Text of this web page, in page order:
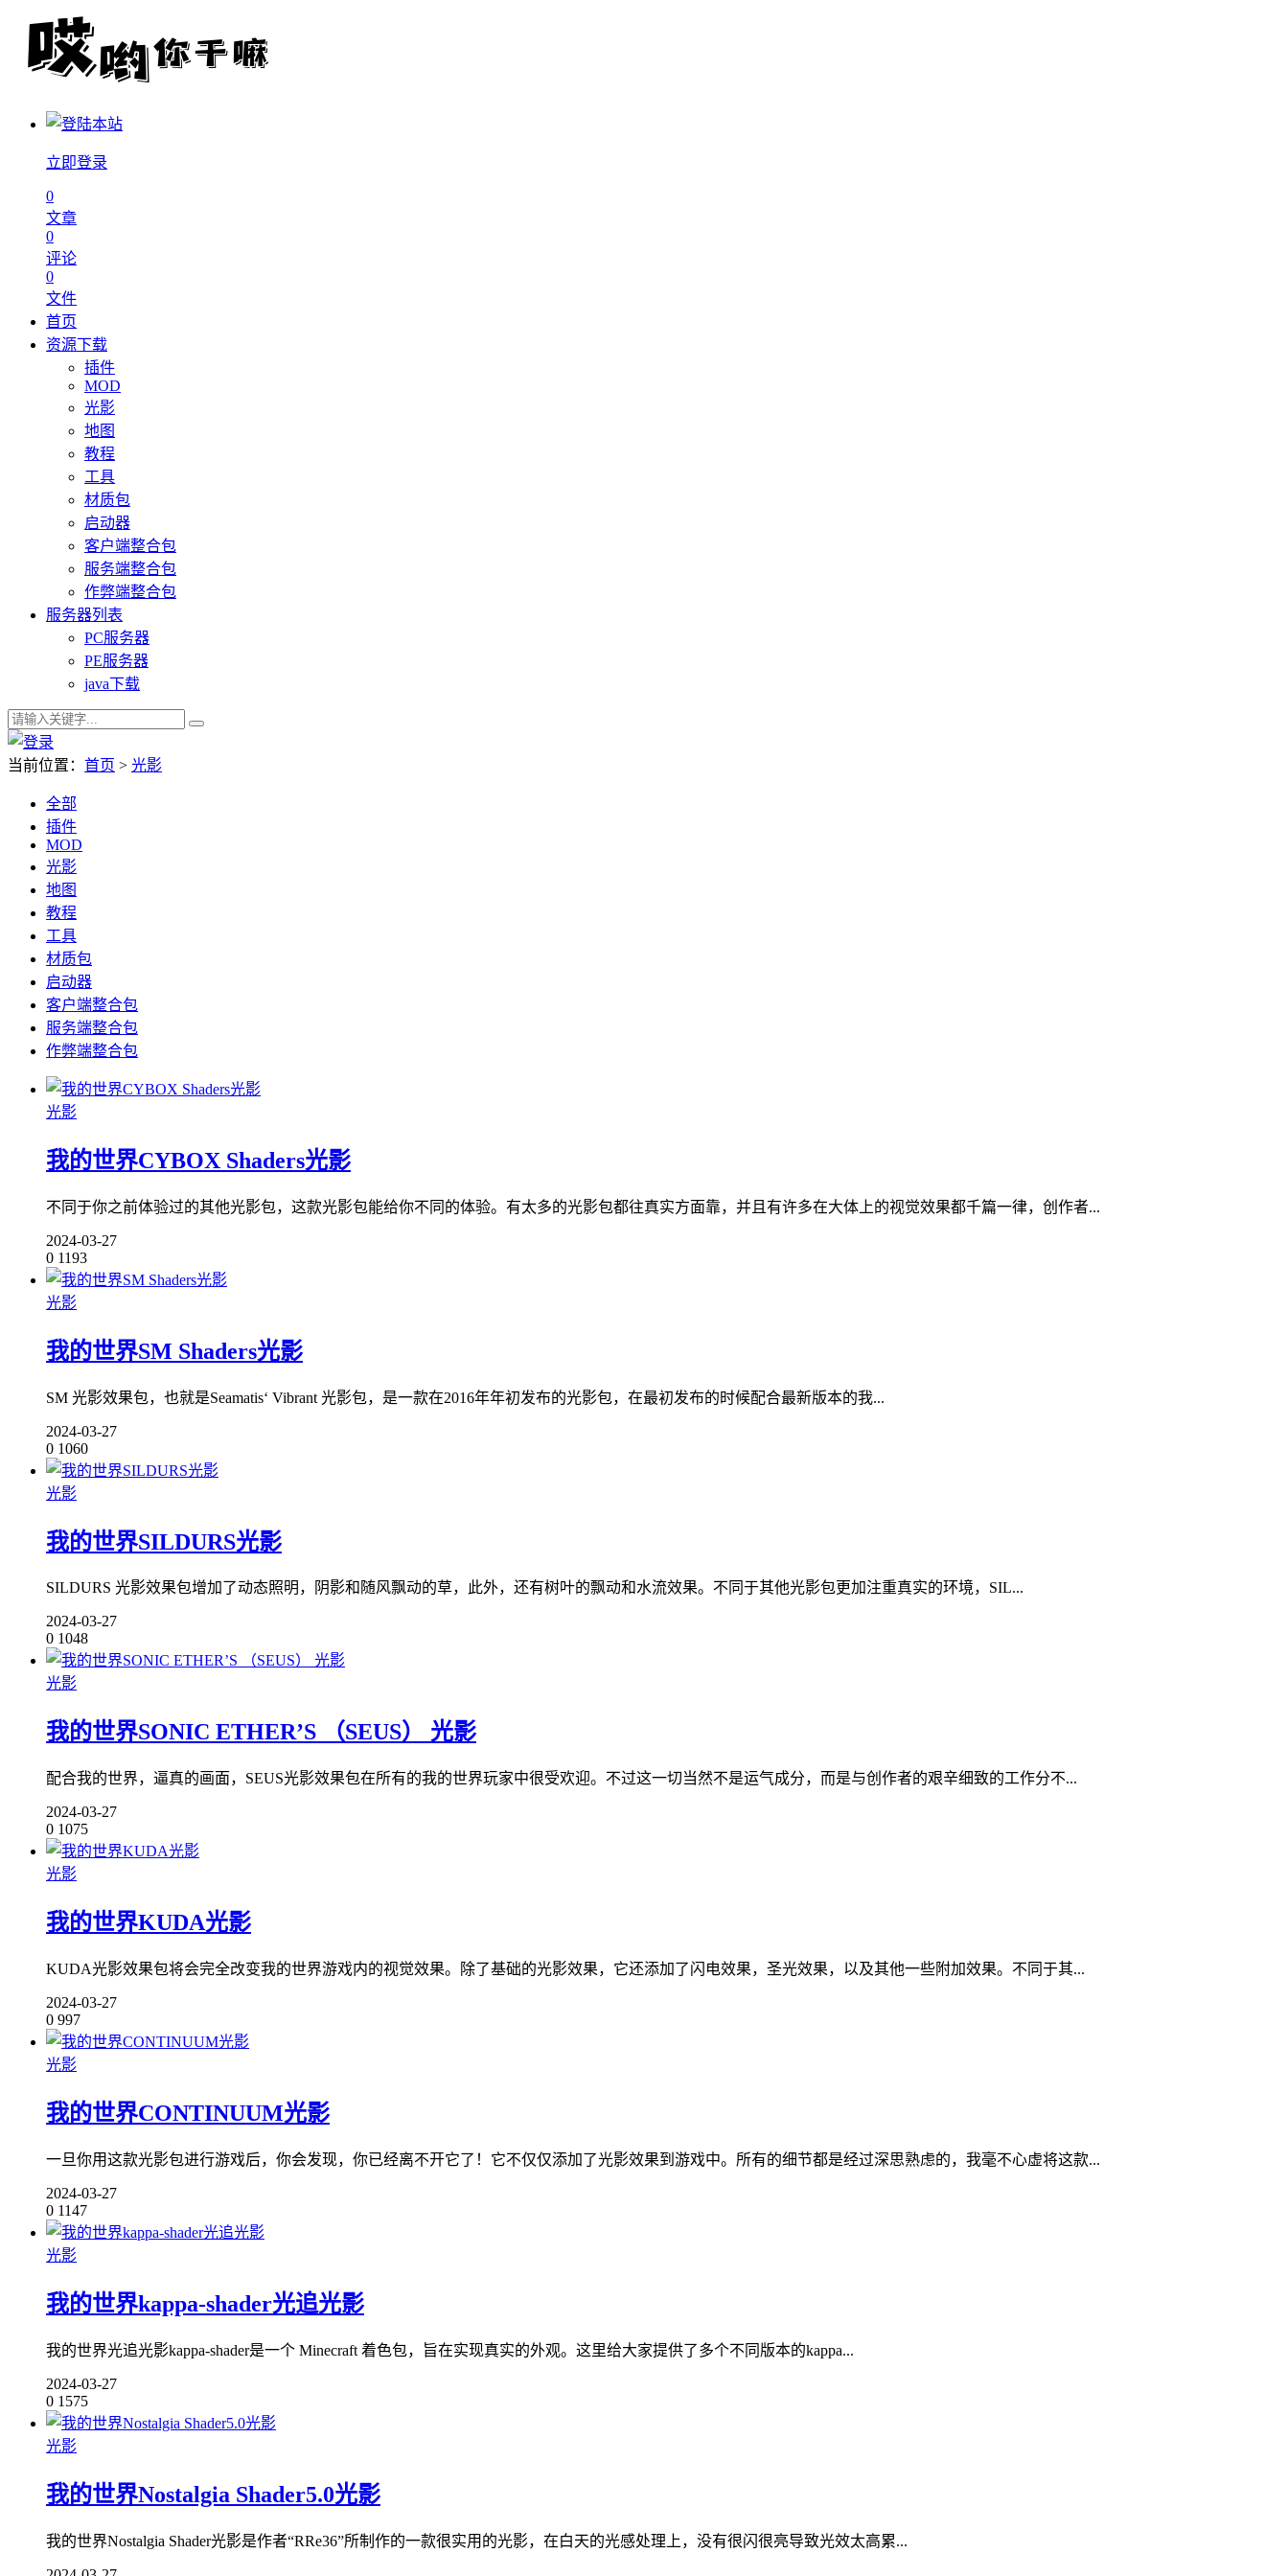
立即登录
0
文章
0
评论
0
文件
首页
资源下载
插件
MOD
光影
地图
教程
工具
材质包
启动器
客户端整合包
服务端整合包
作弊端整合包
服务器列表
PC服务器
PE服务器
java下载
当前位置： 首页 > 光影
全部
插件
MOD
光影
地图
教程
工具
材质包
启动器
客户端整合包
服务端整合包
作弊端整合包
光影
我的世界CYBOX Shaders光影
不同于你之前体验过的其他光影包，这款光影包能给你不同的体验。有太多的光影包都往真实方面靠，并且有许多在大体上的视觉效果都千篇一律，创作者...
2024-03-27
0 1193
光影
我的世界SM Shaders光影
SM 光影效果包，也就是Seamatis‘ Vibrant 光影包，是一款在2016年年初发布的光影包，在最初发布的时候配合最新版本的我...
2024-03-27
0 1060
光影
我的世界SILDURS光影
SILDURS 光影效果包增加了动态照明，阴影和随风飘动的草，此外，还有树叶的飘动和水流效果。不同于其他光影包更加注重真实的环境，SIL...
2024-03-27
0 1048
光影
我的世界SONIC ETHER’S （SEUS） 光影
配合我的世界，逼真的画面，SEUS光影效果包在所有的我的世界玩家中很受欢迎。不过这一切当然不是运气成分，而是与创作者的艰辛细致的工作分不...
2024-03-27
0 1075
光影
我的世界KUDA光影
KUDA光影效果包将会完全改变我的世界游戏内的视觉效果。除了基础的光影效果，它还添加了闪电效果，圣光效果，以及其他一些附加效果。不同于其...
2024-03-27
0 997
光影
我的世界CONTINUUM光影
一旦你用这款光影包进行游戏后，你会发现，你已经离不开它了！它不仅仅添加了光影效果到游戏中。所有的细节都是经过深思熟虑的，我毫不心虚将这款...
2024-03-27
0 1147
光影
我的世界kappa-shader光追光影
我的世界光追光影kappa-shader是一个 Minecraft 着色包，旨在实现真实的外观。这里给大家提供了多个不同版本的kappa...
2024-03-27
0 1575
光影
我的世界Nostalgia Shader5.0光影
我的世界Nostalgia Shader光影是作者“RRe36”所制作的一款很实用的光影，在白天的光感处理上，没有很闪很亮导致光效太高累...